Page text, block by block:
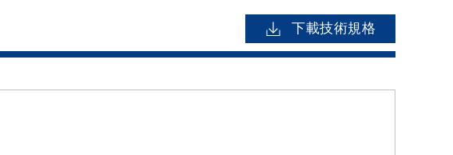
下載技術規格